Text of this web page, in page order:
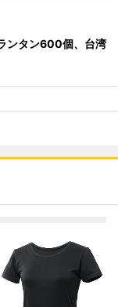
ンタン600個、台湾